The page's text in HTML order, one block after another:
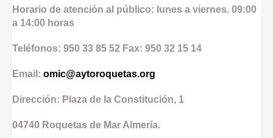
Horario de atención al público: lunes a viernes. 09:00
a 14:00 horas
Teléfonos: 950 33 85 52 Fax: 950 32 15 14
Email: omic@aytoroquetas.org
Dirección: Plaza de la Constitución, 1
04740 Roquetas de Mar Almería.